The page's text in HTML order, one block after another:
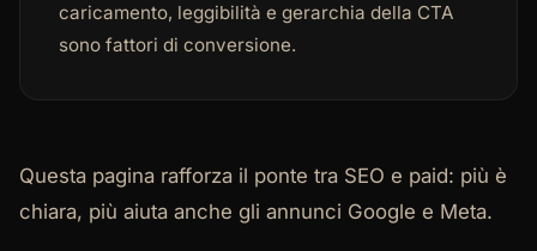
caricamento, leggibilità e gerarchia della CTA
sono fattori di conversione.
Questa pagina rafforza il ponte tra SEO e paid: più è
chiara, più aiuta anche gli annunci Google e Meta.